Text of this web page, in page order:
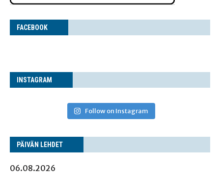
FACE­BOOK
INS­TA­GRAM
Follow on Instagram
PÄI­VÄN LEHDET
06.08.2026